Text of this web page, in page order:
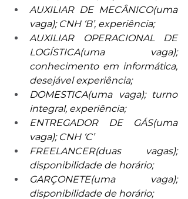
AUXILIAR DE MECÂNICO(uma
vaga); CNH ‘B’, experiência;
AUXILIAR OPERACIONAL DE
LOGÍSTICA(uma vaga);
conhecimento em informática,
desejável experiência;
DOMESTICA(uma vaga); turno
integral, experiência;
ENTREGADOR DE GÁS(uma
vaga); CNH ‘C’
FREELANCER(duas vagas);
disponibilidade de horário;
GARÇONETE(uma vaga);
disponibilidade de horário;